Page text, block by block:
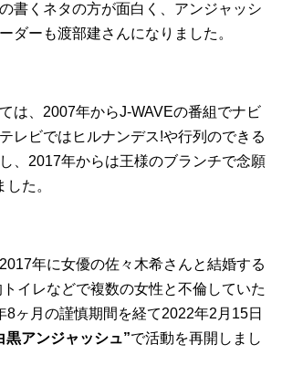
書くネタの方が面白く、アンジャッシ
ダーも渡部建さんになりました。
は、2007年からJ-WAVEの番組でナビ
レビではヒルナンデス!や行列のできる
、2017年からは王様のブランチで念願
た。
年に女優の佐々木希さんと結婚する
イレなどで複数の女性と不倫していた
8ヶ月の謹慎期間を経て2022年2月15日
黒アンジャッシュ”で活動を再開しまし